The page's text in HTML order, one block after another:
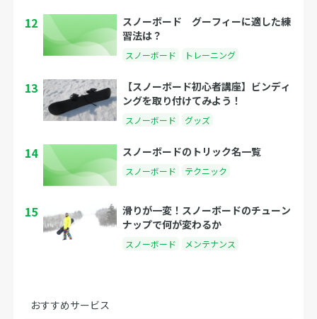
12
スノーボード グーフィーに適した練
習法は？
スノーボード トレーニング
13
【スノーボード初心者講座】ビンディ
ングを取り付けてみよう！
スノーボード グッズ
14 スノーボードのトリック名一覧
スノーボード テクニック
15
滑りが一変！スノーボードのチューン
ナップで何が変わるか
スノーボード メンテナンス
おすすめサービス